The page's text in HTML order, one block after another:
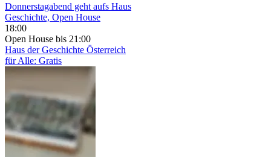
Donnerstagabend geht aufs Haus
Geschichte, Open House
18:00
Open House bis 21:00
Haus der Geschichte Österreich
für Alle: Gratis